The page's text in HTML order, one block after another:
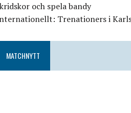
och spela bandy
Trenationers i
MATCHNYTT